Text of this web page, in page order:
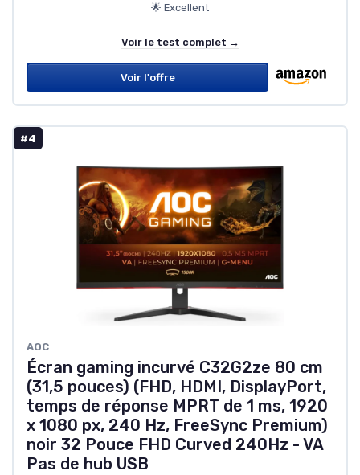
🌟 Excellent
Voir le test complet →
Voir l'offre
#4
AOC
Écran gaming incurvé C32G2ze 80 cm
(31,5 pouces) (FHD, HDMI, DisplayPort,
temps de réponse MPRT de 1 ms, 1920
x 1080 px, 240 Hz, FreeSync Premium)
noir 32 Pouce FHD Curved 240Hz - VA
Pas de hub USB